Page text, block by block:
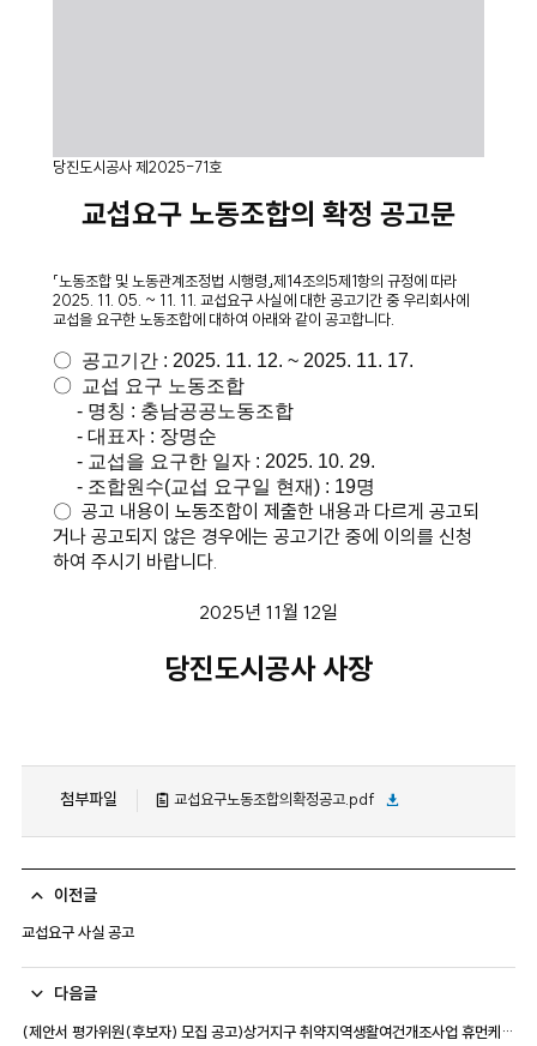
당진도시공사 제2025-71호
교섭요구 노동조합의 확정 공고문
「노동조합 및 노동관계조정법 시행령」제14조의5제1항의 규정에 따라
2025. 11. 05. ~ 11. 11. 교섭요구 사실에 대한 공고기간 중 우리회사에
교섭을 요구한 노동조합에 대하여 아래와 같이 공고합니다.
〇 공고기간 : 2025. 11. 12. ~ 2025. 11. 17.
〇 교섭 요구 노동조합
- 명칭 : 충남공공노동조합
- 대표자 : 장명순
- 교섭을 요구한 일자 : 2025. 10. 29.
- 조합원수(교섭 요구일 현재) : 19명
〇 공고 내용이 노동조합이 제출한 내용과 다르게 공고되
거나 공고되지 않은 경우에는 공고기간 중에 이의를 신청
하여 주시기 바랍니다.
2025년 11월 12일
당진도시공사 사장
첨부파일 교섭요구노동조합의확정공고.pdf
이전글
교섭요구 사실 공고
다음글
(제안서 평가위원(후보자) 모집 공고)상거지구 취약지역생활여건개조사업 휴먼케어 및 주민역량강화 용역